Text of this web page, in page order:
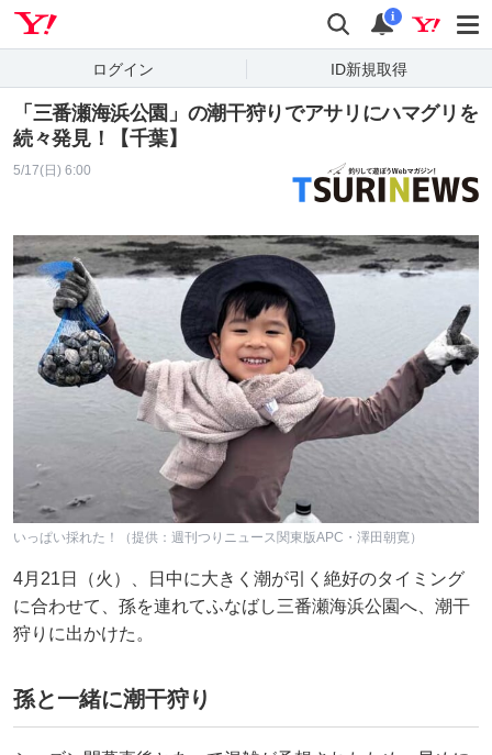
検索 通知
i
ログイン ID新規取得
「三番瀬海浜公園」の潮干狩りでアサリにハマグリを
続々発見！【千葉】
5/17(日) 6:00
いっぱい採れた！（提供：週刊つりニュース関東版APC・澤田朝寛）
4月21日（火）、日中に大きく潮が引く絶好のタイミング
に合わせて、孫を連れてふなばし三番瀬海浜公園へ、潮干
狩りに出かけた。
孫と一緒に潮干狩り